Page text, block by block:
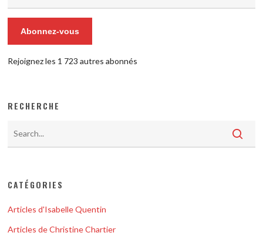
Abonnez-vous
Rejoignez les 1 723 autres abonnés
RECHERCHE
CATÉGORIES
Articles d'Isabelle Quentin
Articles de Christine Chartier